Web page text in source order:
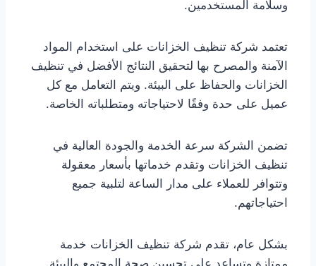
وسلامة المستخدمين.
تعتمد شركة تنظيف الخزانات على استخدام المواد
الآمنة والمصرح بها لتحقيق النتائج الأفضل في تنظيف
الخزانات والحفاظ على البيئة. ويتم التعامل مع كل
عميل على حدة وفقًا لاحتياجاته ومتطلباته الخاصة.
تضمن الشركة سرعة الخدمة والجودة العالية في
تنظيف الخزانات وتقدم خدماتها بأسعار معقولة
وتتوافر للعملاء على مدار الساعة لتلبية جميع
احتياجاتهم.
بشكل عام، تقدم شركة تنظيف الخزانات خدمة